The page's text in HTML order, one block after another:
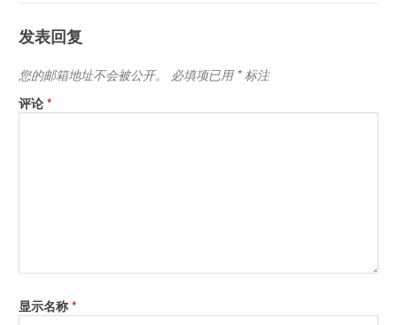
发表回复
您的邮箱地址不会被公开。 必填项已用 *标注
评论*
显示名称*